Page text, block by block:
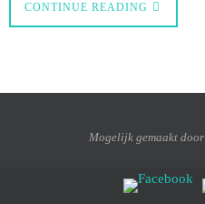
CONTINUE READING
Mogelijk gemaakt door